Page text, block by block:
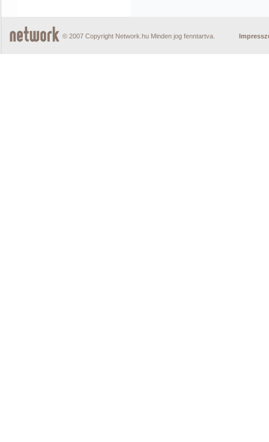
© 2007 Copyright Network.hu Minden jog fenntartva.